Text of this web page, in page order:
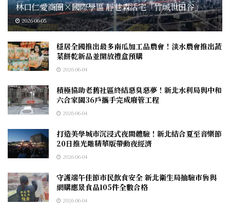
林口仁愛商圈×國際學區 靜巷森活宅「竹城世田谷」
2026-06-05
穩居全國推出最多南瓜加工品農會！淡水農會推出蔬
菜餅乾新品並開放禮盒預購
2026-06-04
積極協助老舊社區終結惡臭惡夢！新北水利局與中和
六合家園36戶攜手完成廢管工程
2026-06-04
打造美學城市沉浸式夜間體驗！新北結合夏至音樂節
20日推光雕精華版帶動夜經濟
2026-06-04
守護端午佳節市民飲食安全 新北衛生局抽驗市售與
網購應景食品105件全數合格
2026-06-04